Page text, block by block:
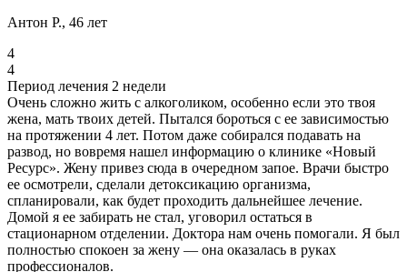
Антон Р., 46 лет
4
4
Период лечения 2 недели
Очень сложно жить с алкоголиком, особенно если это твоя
жена, мать твоих детей. Пытался бороться с ее зависимостью
на протяжении 4 лет. Потом даже собирался подавать на
развод, но вовремя нашел информацию о клинике «Новый
Ресурс». Жену привез сюда в очередном запое. Врачи быстро
ее осмотрели, сделали детоксикацию организма,
спланировали, как будет проходить дальнейшее лечение.
Домой я ее забирать не стал, уговорил остаться в
стационарном отделении. Доктора нам очень помогали. Я был
полностью спокоен за жену — она оказалась в руках
профессионалов.